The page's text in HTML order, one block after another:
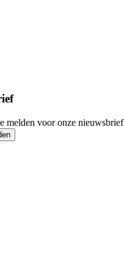
melden voor onze nieuwsbrief